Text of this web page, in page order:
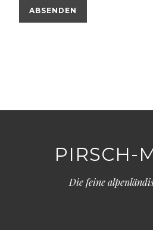
PIRSCH-
Die feine